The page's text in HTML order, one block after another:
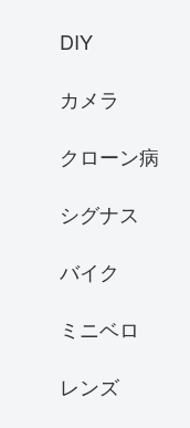
DIY
カメラ
クローン病
シグナス
バイク
ミニベロ
レンズ